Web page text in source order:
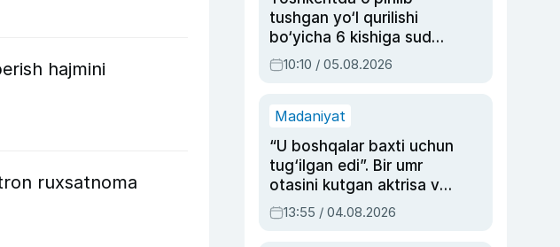
hajmini
ruxsatnoma
tushgan yo‘l qurilishi
bo‘yicha 6 kishiga sud
hukmi o‘qildi
10:10 / 05.08.2026
Madaniyat
“U boshqalar baxti uchun
tug‘ilgan edi”. Bir umr
otasini kutgan aktrisa va
dublyaj ustasi Rimma
Ahmedovaning
13:55 / 04.08.2026